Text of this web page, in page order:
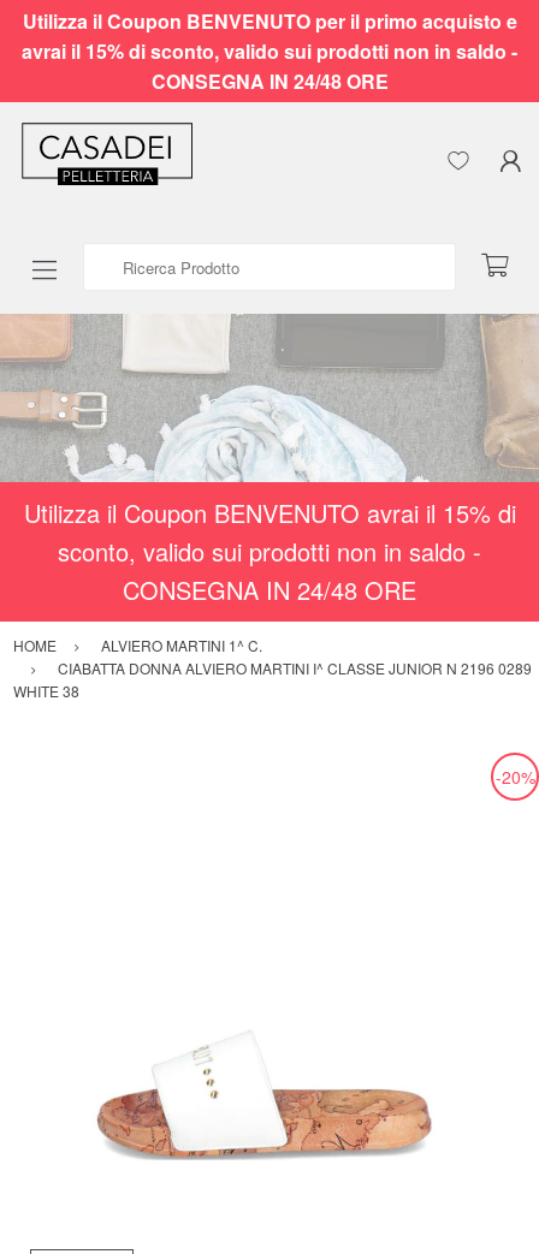
Utilizza il Coupon BENVENUTO per il primo acquisto e
avrai il 15% di sconto, valido sui prodotti non in saldo -
CONSEGNA IN 24/48 ORE
Utilizza il Coupon BENVENUTO avrai il 15% di
sconto, valido sui prodotti non in saldo -
CONSEGNA IN 24/48 ORE
HOME
ALVIERO MARTINI 1^ C.
CIABATTA DONNA ALVIERO MARTINI I^ CLASSE JUNIOR N 2196 0289
WHITE 38
-20%